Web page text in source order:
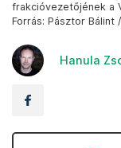
frakcióvezetőjének a
Forrás: Pásztor Bálint
Hanula